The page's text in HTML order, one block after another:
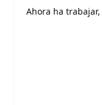
Ahora ha